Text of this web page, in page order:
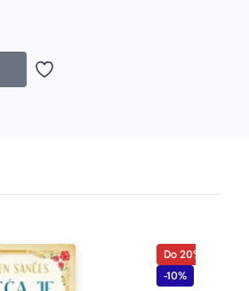
Dodaj u omiljene
Do 20%
-10%